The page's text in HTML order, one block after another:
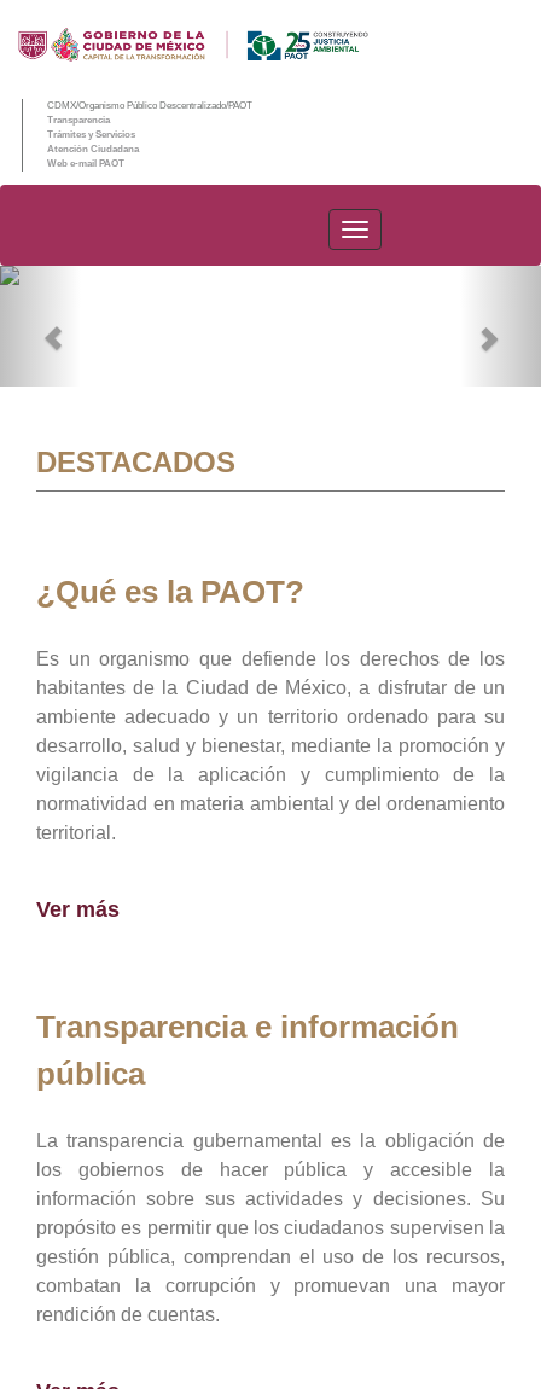
CDMX/Organismo Público Descentralizado/PAOT
Transparencia
Trámites y Servicios
Atención Ciudadana
Web e-mail PAOT
PAOT
DESTACADOS
¿Qué es la PAOT?
Es un organismo que defiende los derechos de los
habitantes de la Ciudad de México, a disfrutar de un
ambiente adecuado y un territorio ordenado para su
desarrollo, salud y bienestar, mediante la promoción y
vigilancia de la aplicación y cumplimiento de la
normatividad en materia ambiental y del ordenamiento
territorial.
Ver más
Transparencia e información
pública
La transparencia gubernamental es la obligación de
los gobiernos de hacer pública y accesible la
información sobre sus actividades y decisiones. Su
propósito es permitir que los ciudadanos supervisen la
gestión pública, comprendan el uso de los recursos,
combatan la corrupción y promuevan una mayor
rendición de cuentas.